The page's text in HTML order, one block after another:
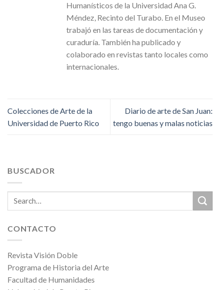
Humanísticos de la Universidad Ana G.
Méndez, Recinto del Turabo. En el Museo
trabajó en las tareas de documentación y
curaduría. También ha publicado y
colaborado en revistas tanto locales como
internacionales.
Colecciones de Arte de la
Universidad de Puerto Rico
Diario de arte de San Juan:
tengo buenas y malas noticias
BUSCADOR
CONTACTO
Revista Visión Doble
Programa de Historia del Arte
Facultad de Humanidades